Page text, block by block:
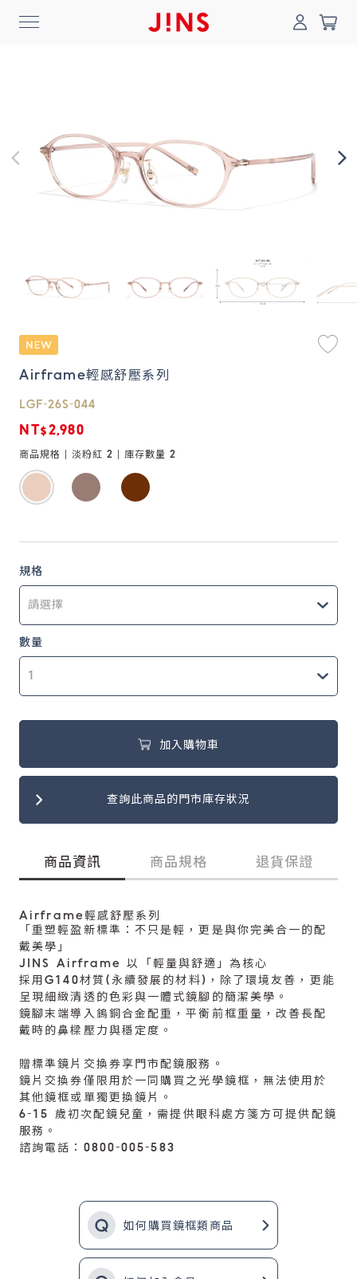
登入/註冊 門市一覽
最新消息
Collection
Online Shop
鏡片說明
Lens
常見問題
FAQ
0
Airframe輕感舒壓系列
LGF-26S-044
NT$2,980
商品規格 | 淡粉紅 2 | 庫存數量 2
規格
數量
加入購物車
查詢此商品的門市庫存狀況
商品資訊 商品規格 退貨保證
Airframe輕感舒壓系列
「重塑輕盈新標準：不只是輕，更是與你完美合一的配
戴美學」
JINS Airframe 以「輕量與舒適」為核心
採用G140材質(永續發展的材料)，除了環境友善，更能
呈現細緻清透的色彩與一體式鏡腳的簡潔美學。
鏡腳末端導入鎢銅合金配重，平衡前框重量，改善長配
戴時的鼻樑壓力與穩定度。
贈標準鏡片交換券享門市配鏡服務。
鏡片交換券僅限用於一同購買之光學鏡框，無法使用於
其他鏡框或單獨更換鏡片。
6-15 歲初次配鏡兒童，需提供眼科處方箋方可提供配鏡
服務。
諮詢電話：0800-005-583
如何購買鏡框類商品